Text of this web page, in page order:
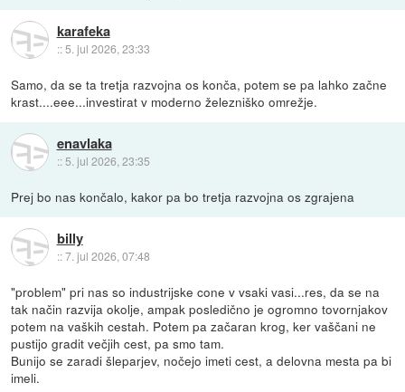
karafeka
::5. jul 2026, 23:33
Samo, da se ta tretja razvojna os konča, potem se pa lahko začne
krast....eee...investirat v moderno železniško omrežje.
enavlaka
:: 5. jul 2026, 23:35
Prej bo nas končalo, kakor pa bo tretja razvojna os zgrajena
billy
::7. jul 2026, 07:48
"problem" pri nas so industrijske cone v vsaki vasi...res, da se na
tak način razvija okolje, ampak posledično je ogromno tovornjakov
potem na vaških cestah. Potem pa začaran krog, ker vaščani ne
pustijo gradit večjih cest, pa smo tam.
Bunijo se zaradi šleparjev, nočejo imeti cest, a delovna mesta pa bi
imeli.